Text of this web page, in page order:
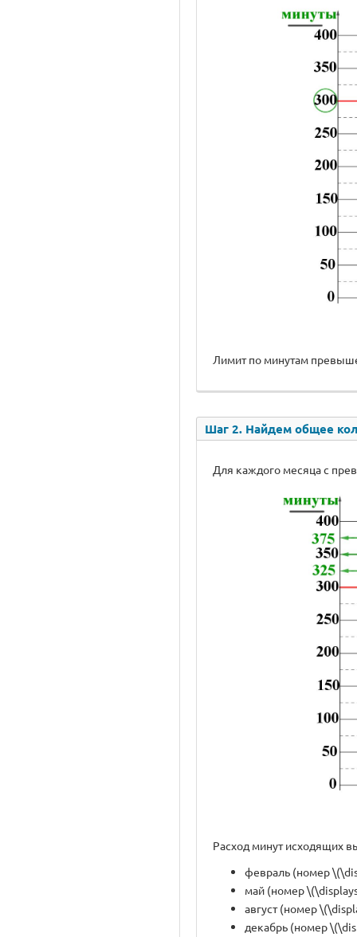
Лимит по минутам
Шаг 2. Найдем общее
Для каждого месяца с
Расход минут исходящих
февраль (номер
май (номер
август (номер
декабрь (номер